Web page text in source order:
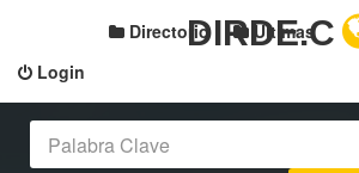
Login
Directorio Últimas
DIRDE.C